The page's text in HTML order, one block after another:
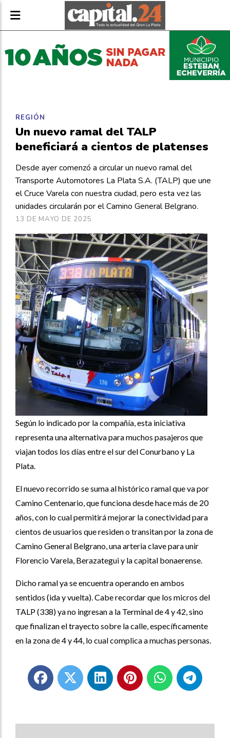
Un nuevo ramal del TALP
beneficiará a cientos de platenses
Desde ayer comenzó a circular un nuevo ramal del
Transporte Automotores La Plata S.A. (TALP) que une
el Cruce Varela con nuestra ciudad, pero esta vez las
unidades circularán por el Camino General Belgrano.
REGIÓN
13 DE MAYO DE 2025
Según lo indicado por la compañía, esta iniciativa
representa una alternativa para muchos pasajeros que
viajan todos los días entre el sur del Conurbano y La
Plata.
El nuevo recorrido se suma al histórico ramal que va por
Camino Centenario, que funciona desde hace más de 20
años, con lo cual permitirá mejorar la conectividad para
cientos de usuarios que residen o transitan por la zona de
Camino General Belgrano, una arteria clave para unir
Florencio Varela, Berazategui y la capital bonaerense.
Dicho ramal ya se encuentra operando en ambos
sentidos (ida y vuelta). Cabe recordar que los micros del
TALP (338) ya no ingresan a la Terminal de 4 y 42, sino
que finalizan el trayecto sobre la calle, específicamente
en la zona de 4 y 44, lo cual complica a muchas personas.